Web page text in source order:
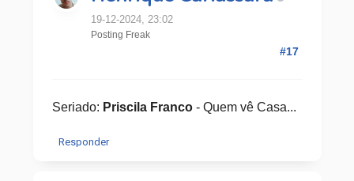
19-12-2024, 23:02
Posting Freak
#17
Seriado: Priscila Franco - Quem vê Casa...
Responder